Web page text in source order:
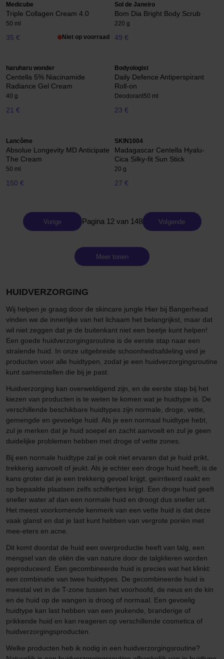
Medicube
Triple Collagen Cream 4.0
50 ml
35 € Niet op voorraad
Sol de Janeiro
Bom Dia Bright Body Scrub
220 g
49 €
haruharu wonder
Centella 5% Niacinamide
Radiance Gel Cream
40 g
21 €
Bodyologist
Daily Defence Antiperspirant
Roll-on
Deodorant50 ml
23 €
Lancôme
Absolue Longevity MD Anticipate
The Cream
50 ml
150 €
SKIN1004
Madagascar Centella Hyalu-
Cica Silky-fit Sun Stick
20 g
27 €
Vorige Pagina 12 van 148 Volgende
Meer tonen
HUIDVERZORGING
Wij helpen je graag door de skincare jungle Hier bij Bangerhead
vinden we de innerlijke van het lichaam het belangrijkst, maar dat
wil niet zeggen dat je de buitenkant niet een beetje kunt helpen!
Een goede huidverzorgingsroutine is de eerste stap naar een
stralende huid. In onze uitgebreide schoonheidsafdeling vind je
producten voor alle huidtypen, zodat je een huidverzorgingsroutine
kunt samenstellen die bij je past.
Huidverzorging kan overweldigend zijn, en de eerste stap bij het
kiezen van producten is te weten te komen wat je huidtype is. De
verschillende beschikbare huidtypes zijn normale, droge, vette,
gemengde en gevoelige huid. Als je een normaal huidtype hebt,
zul je merken dat je huid soepel en zacht aanvoelt en zul je geen
duidelijke problemen hebben met droge of vette zones.
Bij een normale huidtype zal je ook niet ervaren dat je huid prikt,
trekkerig aanvoelt of jeukt. Als je echter een droge huid heeft, is de
kans groter dat je een trekkerig gevoel krijgt, geïrriteerd raakt en
op bepaalde plaatsen zelfs schilfertjes krijgt. Een droge huid geeft
sneller water af dan een normale huid en droogt dus sneller uit.
Het meest voorkomende kenmerk van een vette huid is dat deze
vaak glanst en dat je last kunt hebben van vergrote poriën met
mee-eters en acne.
Dit komt doordat de huid een overproductie heeft van talg, een
mengsel van de oliën die van nature door de talgklieren worden
geproduceerd. Een gecombineerde huid is precies wat het klinkt:
een combinatie van twee huidtypes. De gecombineerde huid is
meestal vet in de T-zone tussen het voorhoofd, de neus en de kin
en de huid op de wangen is droog of normaal. Een gevoelig
huidtype kan last hebben van een jeukende, branderige of
prikkende huid en kan reageren op verschillende cosmetica of
huidverzorgingsproducten.
Welke producten heb ik nodig in een huidverzorgingsroutine?